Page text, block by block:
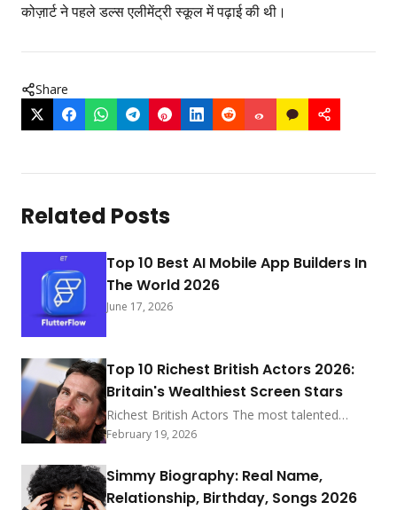
कोज़ार्ट ने पहले डल्स एलीमेंट्री स्कूल में पढ़ाई की थी।
Share
Related Posts
Top 10 Best AI Mobile App Builders In
The World 2026
June 17, 2026
Top 10 Richest British Actors 2026:
Britain's Wealthiest Screen Stars
Richest British Actors The most talented
actors from Great Britain will be discussed.
because they are so talented. It might be
challenging to identify which British accent is
being used in a film. They are the highest paid
February 19, 2026
Simmy Biography: Real Name,
Relationship, Birthday, Songs 2026